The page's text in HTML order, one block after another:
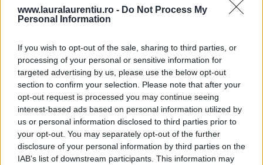
www.lauralaurentiu.ro - Do Not Process My
Personal Information
If you wish to opt-out of the sale, sharing to third parties, or
processing of your personal or sensitive information for
targeted advertising by us, please use the below opt-out
section to confirm your selection. Please note that after your
opt-out request is processed you may continue seeing
interest-based ads based on personal information utilized by
us or personal information disclosed to third parties prior to
your opt-out. You may separately opt-out of the further
disclosure of your personal information by third parties on the
IAB’s list of downstream participants. This information may
Brioșe pufoase cu vanilie și bucățele de
ciocolată
de casă ușor de preparat, gata în maxim o oră, …
1 2 3 ... 10 20 ... > »
Ne gasesti si pe